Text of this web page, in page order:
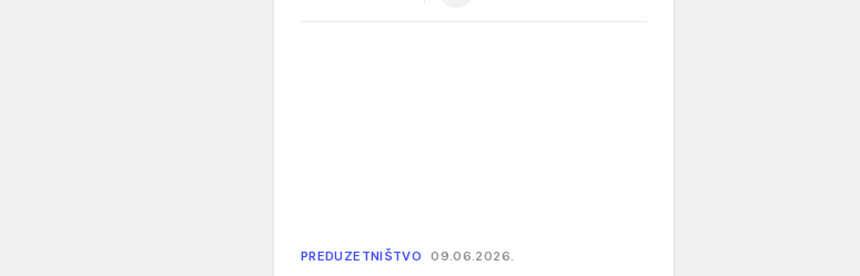
PREDUZETNIŠTVO 09.06.2026.